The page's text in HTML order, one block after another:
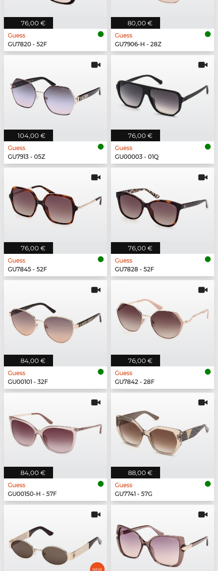
76,00 €
Guess
GU7820 - 52F
80,00 €
Guess
GU7906-H - 28Z
104,00 €
Guess
GU7913 - 05Z
76,00 €
Guess
GU00003 - 01Q
76,00 €
Guess
GU7845 - 52F
76,00 €
Guess
GU7828 - 52F
84,00 €
Guess
GU00101 - 32F
76,00 €
Guess
GU7842 - 28F
84,00 €
Guess
GU00150-H - 57F
88,00 €
Guess
GU7741 - 57G